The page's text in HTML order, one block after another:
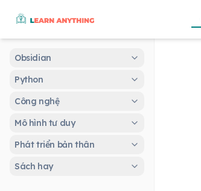
Obsidian
Python
Công nghệ
Mô hình tư duy
Phát triển bản thân
Sách hay